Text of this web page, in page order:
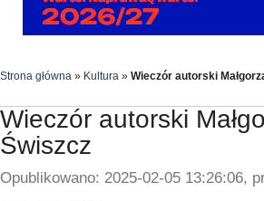
Strona główna » Kultura » Wieczór autorski
Wieczór autorski
Świszcz
Opublikowano: 2025-02-05 13:26:06,